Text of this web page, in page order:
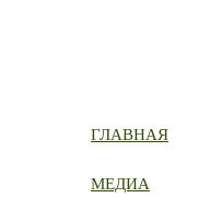
ГЛАВНАЯ
МЕДИА